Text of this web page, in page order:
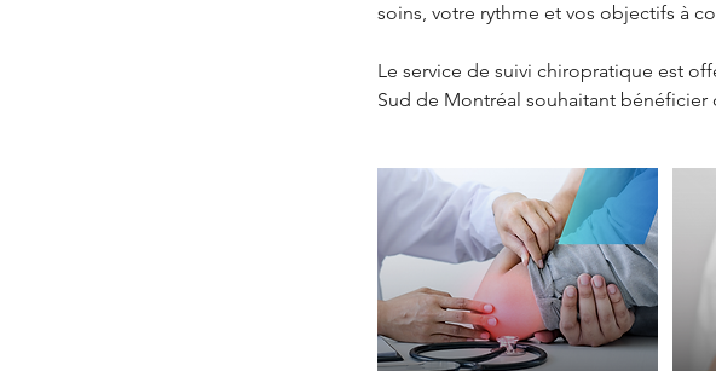
soins, votre rythme et vos objectifs à
Le service de suivi chiropratique est
Sud de Montréal souhaitant bénéficier